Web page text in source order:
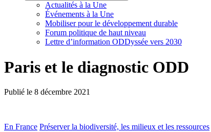
Actualités à la Une
Événements à la Une
Mobiliser pour le développement durable
Forum politique de haut niveau
Lettre d’information ODDyssée vers 2030
Paris et le diagnostic ODD
Publié le 8 décembre 2021
En France Préserver la biodiversité, les milieux et les ressources